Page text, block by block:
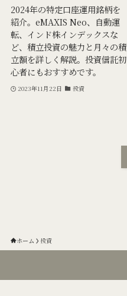
2024年の特定口座運用銘柄を
紹介。eMAXIS Neo、自動運
転、インド株インデックスな
ど、積立投資の魅力と月々の積
立額を詳しく解説。投資信託初
心者にもおすすめです。
2023年11月22日 投資
ホーム 投資